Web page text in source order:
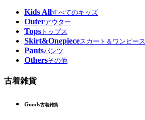
Kids Allすべてのキッズ
Outerアウター
Tops トップス
Skirt&Onepieceスカート＆ワンピース
Pantsパンツ
Othersその他
古着雑貨
Goods古着雑貨